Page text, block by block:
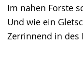
Im nahen Forste
Und wie ein
Zerrinnend in des